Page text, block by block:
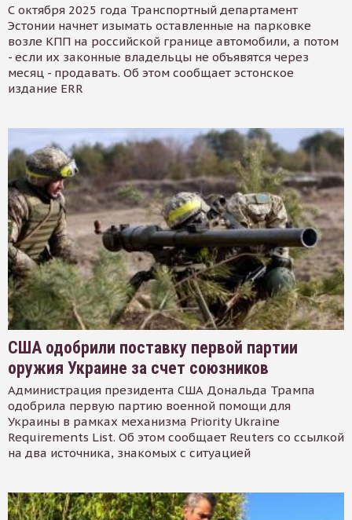
С октября 2025 года Транспортный департамент
Эстонии начнет изымать оставленные на парковке
возле КПП на российской границе автомобили, а потом
- если их законные владельцы не объявятся через
месяц - продавать. Об этом сообщает эстонское
издание ERR
США одобрили поставку первой партии
оружия Украине за счет союзников
Администрация президента США Дональда Трампа
одобрила первую партию военной помощи для
Украины в рамках механизма Priority Ukraine
Requirements List. Об этом сообщает Reuters со ссылкой
на два источника, знакомых с ситуацией